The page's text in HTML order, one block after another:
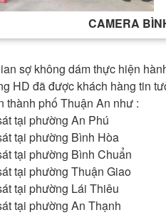
CAMERA
sợ không dám thực hiện
HD đã được khách hàng tin
thành phố Thuận An như :
tại phường An Phú
tại phường Bình Hòa
tại phường Bình Chuẩn
tại phường Thuận Giao
tại phường Lái Thiêu
tại phường An Thạnh